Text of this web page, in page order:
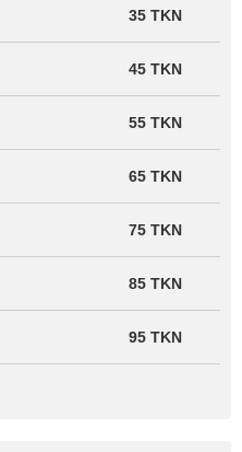
35 TKN
45 TKN
55 TKN
65 TKN
75 TKN
85 TKN
95 TKN